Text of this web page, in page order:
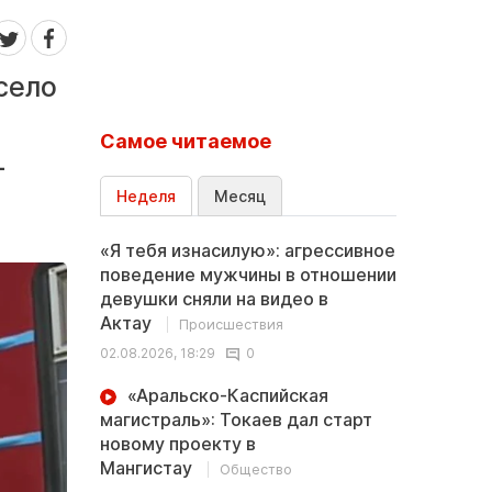
Самое читаемое
Неделя Месяц
«Я тебя изнасилую»: агрессивное
поведение мужчины в отношении
девушки сняли на видео в
Актау
Происшествия
02.08.2026, 18:29
0
«Аральско-Каспийская
магистраль»: Токаев дал старт
новому проекту в
Мангистау
Общество